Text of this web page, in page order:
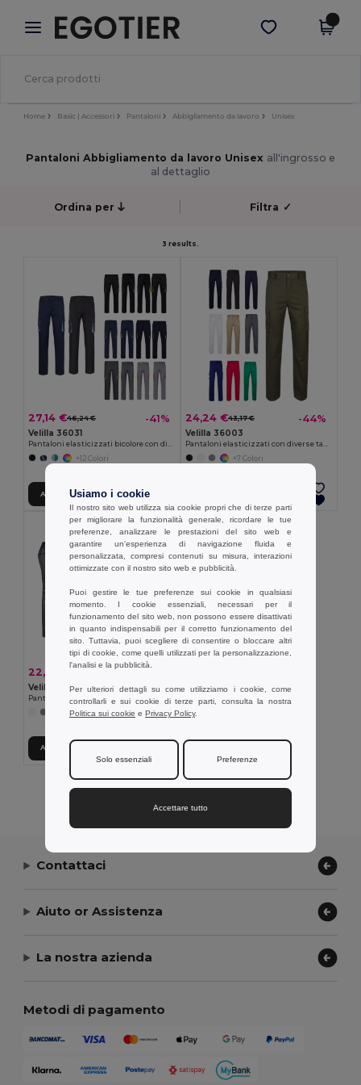
× App Egotier
Prezzi migliori sull'app!
Scarica app
Home Basic | Accessori Pantaloni Abbigliamento da lavoro Unisex
Pantaloni Abbigliamento da lavoro Unisex all'ingrosso e
al dettaglio
Ordina per Filtra ✓
3 results.
27,14 €46,24 € -41%
Velilla 36031
Pantaloni elasticizzati bicolore con diverse tasche (240g/m²), in cotone (46%), EME (38%) e poliestere (16%)
+12 Colori
Aggiungi al carrello
24,24 €43,17 € -44%
Velilla 36003
Pantaloni elasticizzati con diverse tasche (240g/m²), in cotone (46%), EME (38%) e poliestere (16%)
+7 Colori
22,87 €
Velilla 36029
Pantaloni in twill bicolore con diverse tasche (240g/m²), in cotone (35%) e poliestere (65%)
+1 Colori
Aggiungi al carrello
Visualizzazione Di Tutti I Prodotti.
Contattaci
Aiuto or Assistenza
La nostra azienda
Metodi di pagamento
Usiamo i cookie
Il nostro sito web utilizza sia cookie propri che di terze parti
per migliorare la funzionalità generale, ricordare le tue
preferenze, analizzare le prestazioni del sito web e
garantire un'esperienza di navigazione fluida e
personalizzata, compresi contenuti su misura, interazioni
ottimizzate con il nostro sito web e pubblicità.
Puoi gestire le tue preferenze sui cookie in qualsiasi
momento. I cookie essenziali, necessari per il
funzionamento del sito web, non possono essere disattivati
in quanto indispensabili per il corretto funzionamento del
sito. Tuttavia, puoi scegliere di consentire o bloccare altri
tipi di cookie, come quelli utilizzati per la personalizzazione,
l'analisi e la pubblicità.
Per ulteriori dettagli su come utilizziamo i cookie, come
controllarli e sui cookie di terze parti, consulta la nostra
Politica sui cookie e Privacy Policy.
Solo essenziali Preferenze
Accettare tutto